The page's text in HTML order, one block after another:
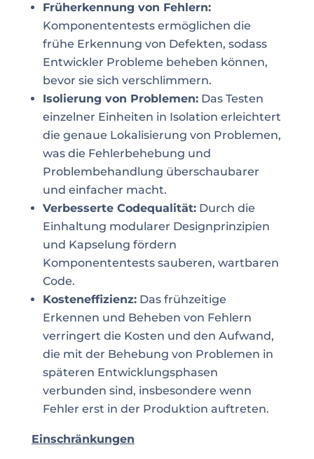
Früherkennung von Fehlern:
Komponententests ermöglichen die
frühe Erkennung von Defekten, sodass
Entwickler Probleme beheben können,
bevor sie sich verschlimmern.
Isolierung von Problemen:Das Testen
einzelner Einheiten in Isolation erleichtert
die genaue Lokalisierung von Problemen,
was die Fehlerbehebung und
Problembehandlung überschaubarer
und einfacher macht.
Verbesserte Codequalität:Durch die
Einhaltung modularer Designprinzipien
und Kapselung fördern
Komponententests sauberen, wartbaren
Code.
Kosteneffizienz:Das frühzeitige
Erkennen und Beheben von Fehlern
verringert die Kosten und den Aufwand,
die mit der Behebung von Problemen in
späteren Entwicklungsphasen
verbunden sind, insbesondere wenn
Fehler erst in der Produktion auftreten.
Einschränkungen